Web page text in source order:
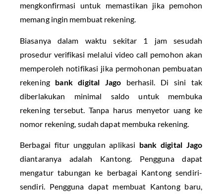
mengkonfirmasi untuk memastikan jika pemohon
memang ingin membuat rekening.
Biasanya dalam waktu sekitar 1 jam sesudah
prosedur verifikasi melalui video call pemohon akan
memperoleh notifikasi jika permohonan pembuatan
rekening bank digital Jagoberhasil. Di sini tak
diberlakukan minimal saldo untuk membuka
rekening tersebut. Tanpa harus menyetor uang ke
nomor rekening, sudah dapat membuka rekening.
Berbagai fitur unggulan aplikasi bank digital Jago
diantaranya adalah Kantong. Pengguna dapat
mengatur tabungan ke berbagai Kantong sendiri-
sendiri. Pengguna dapat membuat Kantong baru,